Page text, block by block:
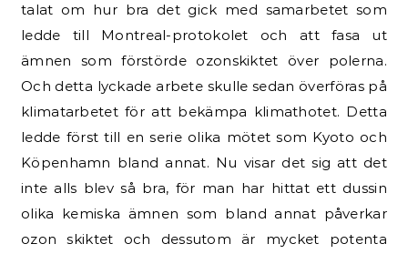
talat om hur bra det gick med samarbetet som
ledde till Montreal-protokolet och att fasa ut
ämnen som förstörde ozonskiktet över polerna.
Och detta lyckade arbete skulle sedan överföras på
klimatarbetet för att bekämpa klimathotet. Detta
ledde först till en serie olika mötet som Kyoto och
Köpenhamn bland annat. Nu visar det sig att det
inte alls blev så bra, för man har hittat ett dussin
olika kemiska ämnen som bland annat påverkar
ozon skiktet och dessutom är mycket potenta